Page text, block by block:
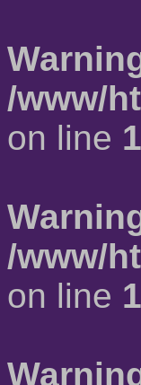
/www/
on line
/www/
on line